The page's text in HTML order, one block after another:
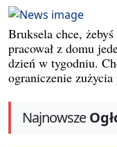
Bruksela chce, żebyś
pracował z domu
dzień w tygodniu.
ograniczenie
Najnowsze